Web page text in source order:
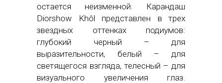
остается неизменной. Карандаш
Diorshow Khôl представлен в трех
звездных оттенках подиумов:
глубокий черный – для
выразительности, белый – для
светящегося взгляда, телесный – для
визуального увеличения глаз.